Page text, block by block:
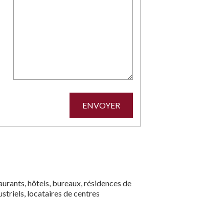
ENVOYER
hôtels, bureaux, résidences de
locataires de centres